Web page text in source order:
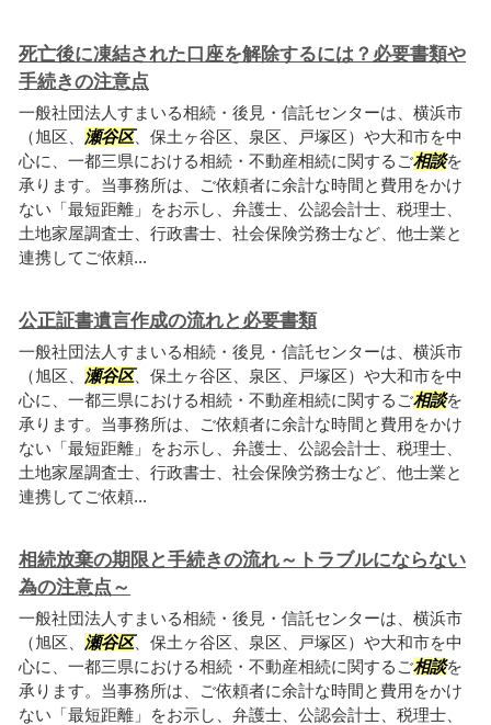
死亡後に凍結された口座を解除するには？必要書類や
手続きの注意点
一般社団法人すまいる相続・後見・信託センターは、横浜市
（旭区、 瀬谷区、保土ヶ谷区、泉区、戸塚区）や大和市を中
心に、一都三県における相続・不動産相続に関するご相談を
承ります。当事務所は、ご依頼者に余計な時間と費用をかけ
ない「最短距離」をお示し、弁護士、公認会計士、税理士、
土地家屋調査士、行政書士、社会保険労務士など、他士業と
連携してご依頼...
公正証書遺言作成の流れと必要書類
一般社団法人すまいる相続・後見・信託センターは、横浜市
（旭区、 瀬谷区、保土ヶ谷区、泉区、戸塚区）や大和市を中
心に、一都三県における相続・不動産相続に関するご相談を
承ります。当事務所は、ご依頼者に余計な時間と費用をかけ
ない「最短距離」をお示し、弁護士、公認会計士、税理士、
土地家屋調査士、行政書士、社会保険労務士など、他士業と
連携してご依頼...
相続放棄の期限と手続きの流れ～トラブルにならない
為の注意点～
一般社団法人すまいる相続・後見・信託センターは、横浜市
（旭区、 瀬谷区、保土ヶ谷区、泉区、戸塚区）や大和市を中
心に、一都三県における相続・不動産相続に関するご相談を
承ります。当事務所は、ご依頼者に余計な時間と費用をかけ
ない「最短距離」をお示し、弁護士、公認会計士、税理士、